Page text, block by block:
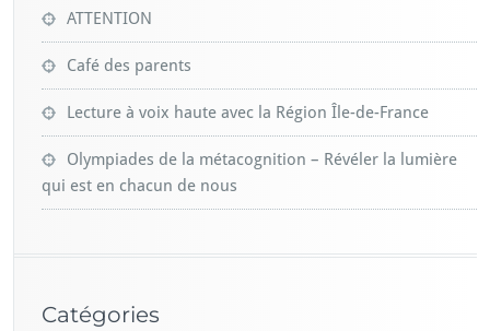
ATTENTION
Café des parents
Lecture à voix haute avec la Région Île-de-France
Olympiades de la métacognition – Révéler la lumière
qui est en chacun de nous
Catégories